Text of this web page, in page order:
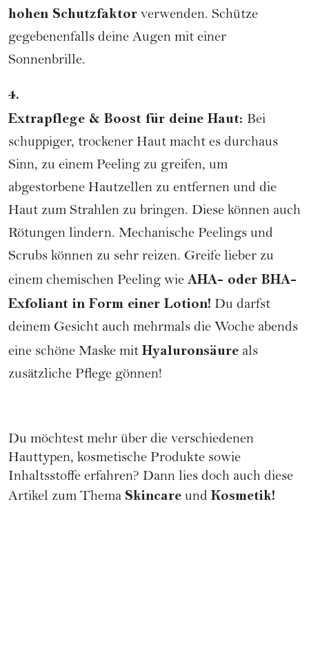
hohen Schutzfaktor verwenden. Schütze
gegebenenfalls deine Augen mit einer
Sonnenbrille.
4.
Extrapflege & Boost für deine Haut: Bei
schuppiger, trockener Haut macht es durchaus
Sinn, zu einem Peeling zu greifen, um
abgestorbene Hautzellen zu entfernen und die
Haut zum Strahlen zu bringen. Diese können auch
Rötungen lindern. Mechanische Peelings und
Scrubs können zu sehr reizen. Greife lieber zu
einem chemischen Peeling wie AHA- oder BHA-
Exfoliant in Form einer Lotion! Du darfst
deinem Gesicht auch mehrmals die Woche abends
eine schöne Maske mit Hyaluronsäure als
zusätzliche Pflege gönnen!
Du möchtest mehr über die verschiedenen
Hauttypen, kosmetische Produkte sowie
Inhaltsstoffe erfahren? Dann lies doch auch diese
Artikel zum Thema Skincare und Kosmetik!